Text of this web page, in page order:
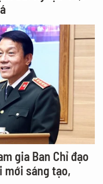
gia Ban Chỉ đạo
mới sáng tạo,